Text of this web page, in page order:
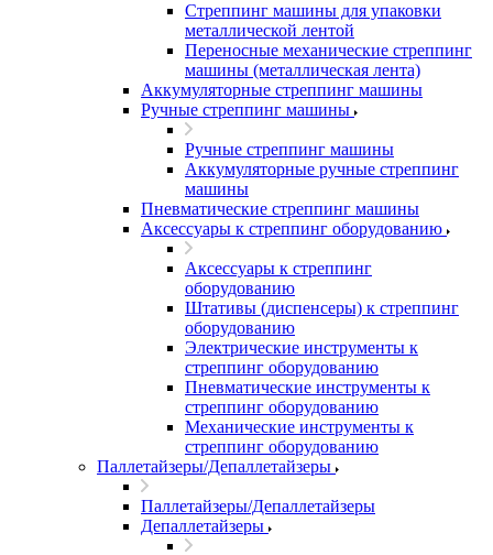
Стреппинг машины для упаковки
металлической лентой
Переносные механические стреппинг
машины (металлическая лента)
Аккумуляторные стреппинг машины
Ручные стреппинг машины
Ручные стреппинг машины
Аккумуляторные ручные стреппинг
машины
Пневматические стреппинг машины
Аксессуары к стреппинг оборудованию
Аксессуары к стреппинг
оборудованию
Штативы (диспенсеры) к стреппинг
оборудованию
Электрические инструменты к
стреппинг оборудованию
Пневматические инструменты к
стреппинг оборудованию
Механические инструменты к
стреппинг оборудованию
Паллетайзеры/Депаллетайзеры
Паллетайзеры/Депаллетайзеры
Депаллетайзеры